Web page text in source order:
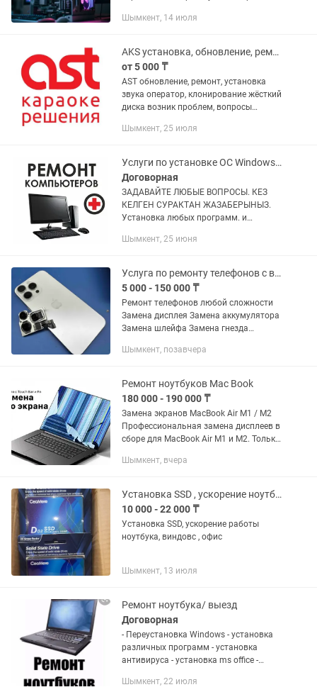
монтажа Топовые комплектующие
Шымкент, 14 июля
AKS установка, обновление, ремонт все виды настройка света музыка, ремонт
от 5 000 ₸
AST обновление, ремонт, установка
звука оператор, клонирование жёсткий
диска возник проблем, вопросы
Шымкент, 25 июля
Услуги по установке ОС Windows и программ
Договорная
ЗАДАВАЙТЕ ЛЮБЫЕ ВОПРОСЫ. КЕЗ
КЕЛГЕН СУРАКТАН ЖАЗАБЕРЫНЫЗ.
Установка любых программ. и
Переустановка Windows 7.8.10
Power Point Установки...
Шымкент, 25 июня
Услуга по ремонту телефонов с выездом
5 000 - 150 000 ₸
Ремонт телефонов любой сложности
Замена дисплея Замена аккумулятора
Замена шлейфа Замена гнезда
Свап платы Увеличение памяти по
Шымкент, позавчера
Ремонт ноутбуков Mac Book
180 000 - 190 000 ₸
Замена экранов MacBook Air M1 / M2
Профессиональная замена дисплеев в
сборе для MacBook Air M1 и M2. Только
комплектующие. Качественно и с
Шымкент, вчера
Установка SSD , ускорение ноутбука
10 000 - 22 000 ₸
Установка SSD, ускорение работы
ноутбука, виндовс , офис
Шымкент, 13 июля
Ремонт ноутбука/ выезд
Договорная
- Переустановка Windows - установка
различных программ - установка
антивируса - установка ms office -
системы - очистка и продувка от пыли -
Шымкент, 22 июля